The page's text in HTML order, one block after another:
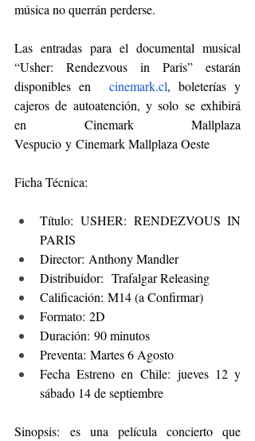
música no querrán perderse.
Las entradas para el documental musical
“Usher: Rendezvous in Paris” estarán
disponibles en cinemark.cl, boleterías y
cajeros de autoatención, y solo se exhibirá
en Cinemark Mallplaza
Vespucio y Cinemark Mallplaza Oeste
Ficha Técnica:
Título: USHER: RENDEZVOUS IN
PARIS
Director: Anthony Mandler
Distribuidor:  Trafalgar Releasing
Calificación: M14 (a Confirmar)
Formato: 2D
Duración: 90 minutos
Preventa: Martes 6 Agosto
Fecha Estreno en Chile: jueves 12 y
sábado 14 de septiembre
Sinopsis: es una película concierto que